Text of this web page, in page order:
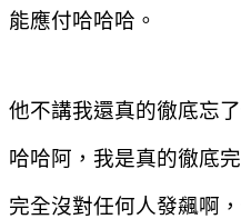
能應付哈哈哈。
他不講我還真的徹底忘
哈哈阿，我是真的徹底
完全沒對任何人發飆啊